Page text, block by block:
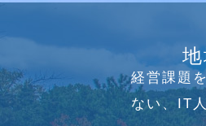
介護
ってい
経営課題
ない、IT